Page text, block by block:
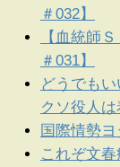
＃032】
【血統師
＃031】
どうでも
クソ役人
国際情勢
これぞ文